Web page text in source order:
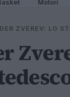
Motori
ZVEREV: LO